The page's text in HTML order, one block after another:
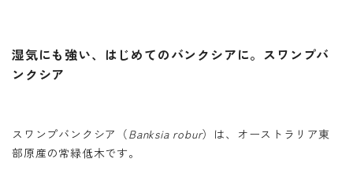
湿気にも強い、はじめてのバンクシアに。スワンプバ
ンクシア
スワンプバンクシア（Banksia robur）は、オーストラリア東
部原産の常緑低木です。